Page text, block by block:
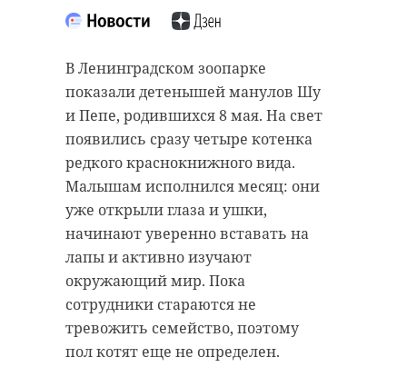
В Ленинградском зоопарке
показали детенышей манулов Шу
и Пепе, родившихся 8 мая. На свет
появились сразу четыре котенка
редкого краснокнижного вида.
Малышам исполнился месяц: они
уже открыли глаза и ушки,
начинают уверенно вставать на
лапы и активно изучают
окружающий мир. Пока
сотрудники стараются не
тревожить семейство, поэтому
пол котят еще не определен.